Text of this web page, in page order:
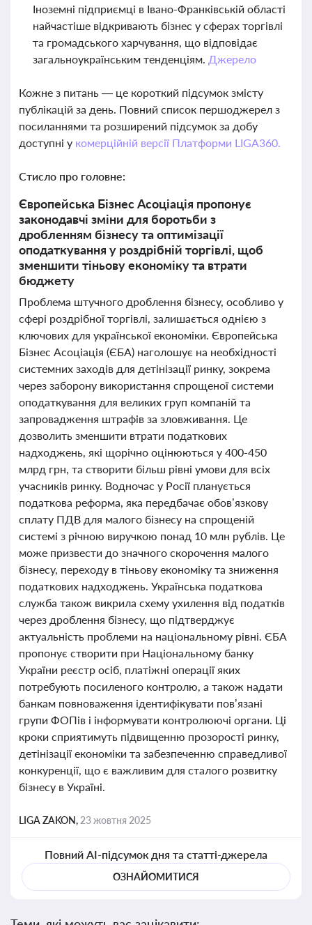
Іноземні підприємці в Івано-Франківській області
найчастіше відкривають бізнес у сферах торгівлі
та громадського харчування, що відповідає
загальноукраїнським тенденціям. Джерело
Кожне з питань — це короткий підсумок змісту
публікацій за день. Повний список першоджерел з
посиланнями та розширений підсумок за добу
доступні у комерційній версії Платформи LIGA360.
Стисло про головне:
Європейська Бізнес Асоціація пропонує
законодавчі зміни для боротьби з
дробленням бізнесу та оптимізації
оподаткування у роздрібній торгівлі, щоб
зменшити тіньову економіку та втрати
бюджету
Проблема штучного дроблення бізнесу, особливо у
сфері роздрібної торгівлі, залишається однією з
ключових для української економіки. Європейська
Бізнес Асоціація (ЄБА) наголошує на необхідності
системних заходів для детінізації ринку, зокрема
через заборону використання спрощеної системи
оподаткування для великих груп компаній та
запровадження штрафів за зловживання. Це
дозволить зменшити втрати податкових
надходжень, які щорічно оцінюються у 400-450
млрд грн, та створити більш рівні умови для всіх
учасників ринку. Водночас у Росії планується
податкова реформа, яка передбачає обов’язкову
сплату ПДВ для малого бізнесу на спрощеній
системі з річною виручкою понад 10 млн рублів. Це
може призвести до значного скорочення малого
бізнесу, переходу в тіньову економіку та зниження
податкових надходжень. Українська податкова
служба також викрила схему ухилення від податків
через дроблення бізнесу, що підтверджує
актуальність проблеми на національному рівні. ЄБА
пропонує створити при Національному банку
України реєстр осіб, платіжні операції яких
потребують посиленого контролю, а також надати
банкам повноваження ідентифікувати пов’язані
групи ФОПів і інформувати контролюючі органи. Ці
кроки сприятимуть підвищенню прозорості ринку,
детінізації економіки та забезпеченню справедливої
конкуренції, що є важливим для сталого розвитку
бізнесу в Україні.
LIGA ZAKON, 23 жовтня 2025
Повний AI-підсумок дня та статті-джерела
ОЗНАЙОМИТИСЯ